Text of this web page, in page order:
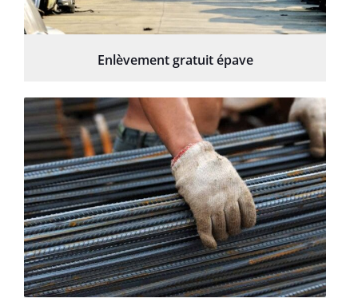
Enlèvement gratuit épave